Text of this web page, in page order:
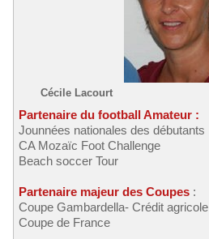
Cécile Lacourt
Partenaire du football Amateur :
Jounnées nationales des débutants
CA Mozaïc Foot Challenge
Beach soccer Tour
Partenaire majeur des Coupes :
Coupe Gambardella- Crédit agricole
Coupe de France